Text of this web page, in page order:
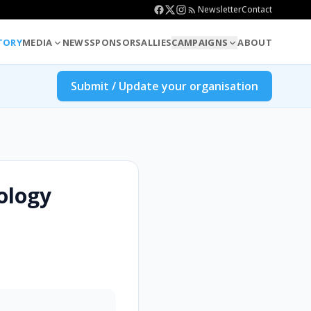
NewsletterContact
MEDIA NEWSSPONSORSALLIESCAMPAIGNS ABOUT
Submit / Update your organisation